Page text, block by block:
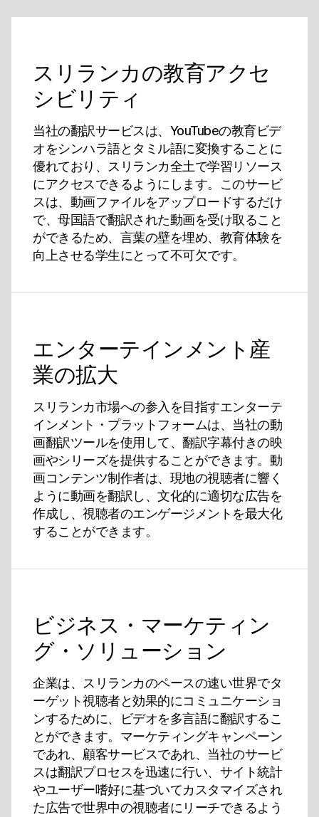
スリランカの教育アクセ
シビリティ
当社の翻訳サービスは、YouTubeの教育ビデ
オをシンハラ語とタミル語に変換することに
優れており、スリランカ全土で学習リソース
にアクセスできるようにします。このサービ
スは、動画ファイルをアップロードするだけ
で、母国語で翻訳された動画を受け取ること
ができるため、言葉の壁を埋め、教育体験を
向上させる学生にとって不可欠です。
エンターテインメント産
業の拡大
スリランカ市場への参入を目指すエンターテ
インメント・プラットフォームは、当社の動
画翻訳ツールを使用して、翻訳字幕付きの映
画やシリーズを提供することができます。動
画コンテンツ制作者は、現地の視聴者に響く
ように動画を翻訳し、文化的に適切な広告を
作成し、視聴者のエンゲージメントを最大化
することができます。
ビジネス・マーケティン
グ・ソリューション
企業は、スリランカのペースの速い世界でタ
ーゲット視聴者と効果的にコミュニケーショ
ンするために、ビデオを多言語に翻訳するこ
とができます。マーケティングキャンペーン
であれ、顧客サービスであれ、当社のサービ
スは翻訳プロセスを迅速に行い、サイト統計
やユーザー嗜好に基づいてカスタマイズされ
た広告で世界中の視聴者にリーチできるよう